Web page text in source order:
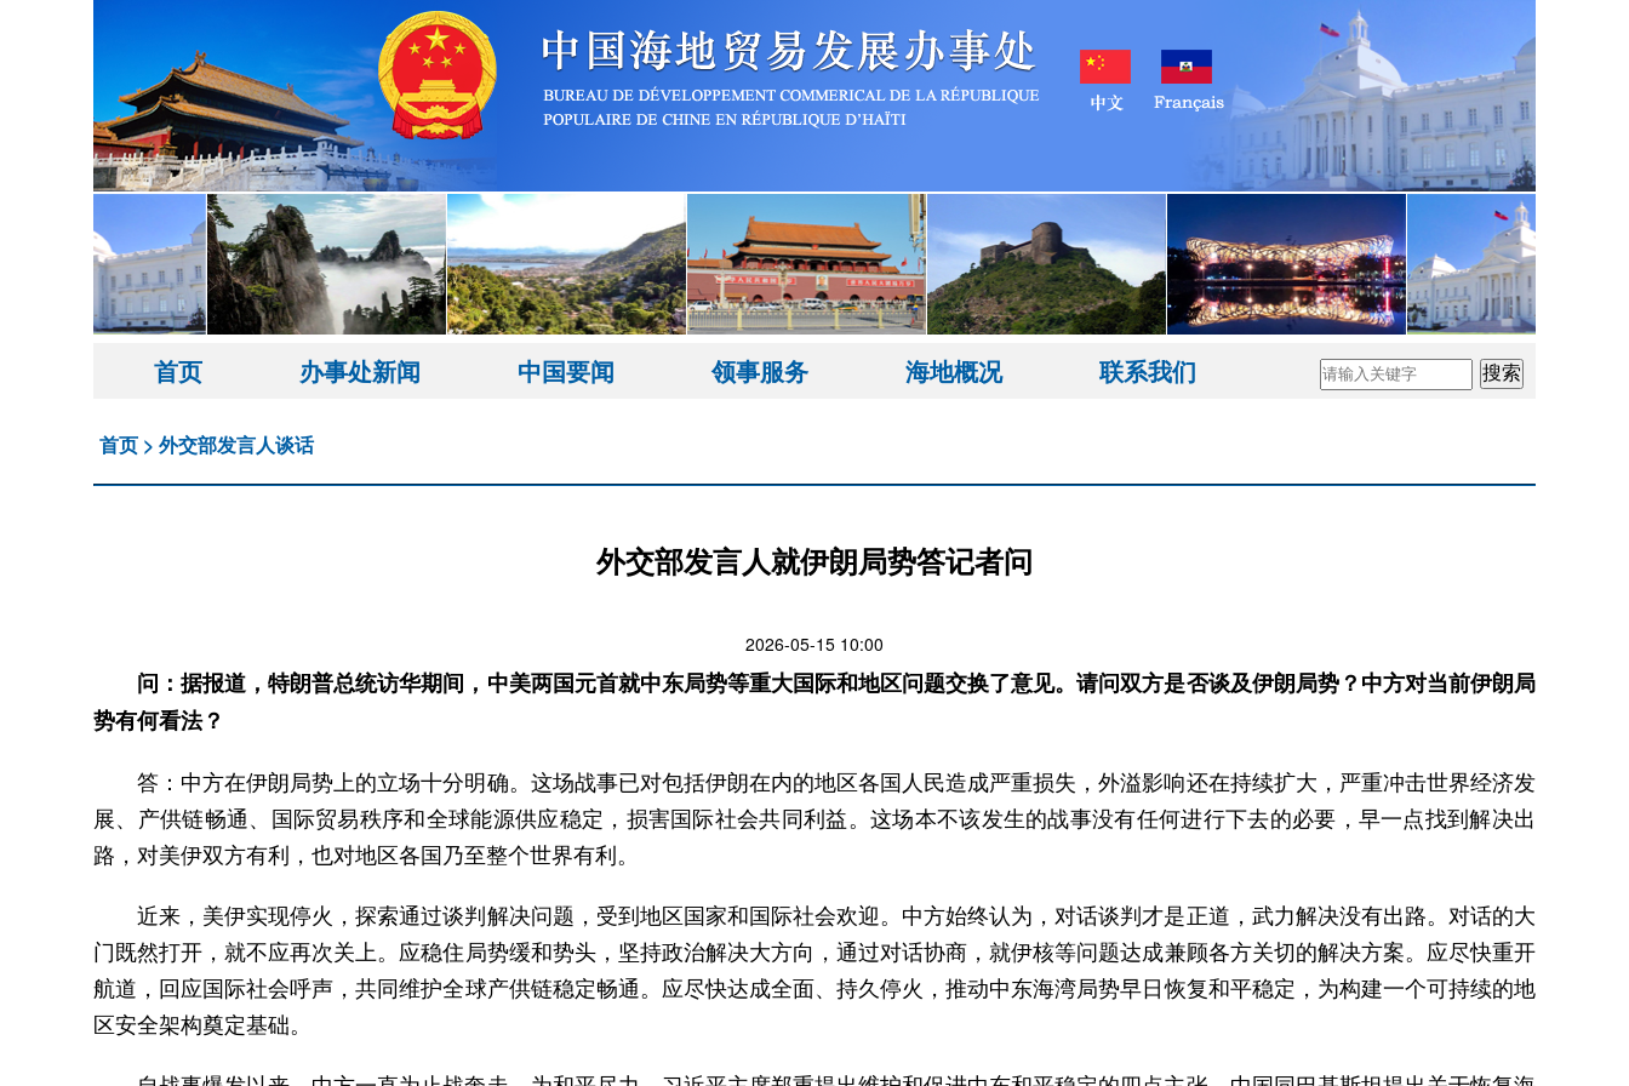
首页 办事处新闻 中国要闻 领事服务 海地概况 联系我们 搜索
首页 > 外交部发言人谈话
外交部发言人就伊朗局势答记者问
2026-05-15 10:00
问：据报道，特朗普总统访华期间，中美两国元首就中东局势等重大国际和地区问题交换了意见。请问双方是否谈及伊朗局势？中方对当前伊朗局
势有何看法？
答：中方在伊朗局势上的立场十分明确。这场战事已对包括伊朗在内的地区各国人民造成严重损失，外溢影响还在持续扩大，严重冲击世界经济发
展、产供链畅通、国际贸易秩序和全球能源供应稳定，损害国际社会共同利益。这场本不该发生的战事没有任何进行下去的必要，早一点找到解决出
路，对美伊双方有利，也对地区各国乃至整个世界有利。
近来，美伊实现停火，探索通过谈判解决问题，受到地区国家和国际社会欢迎。中方始终认为，对话谈判才是正道，武力解决没有出路。对话的大
门既然打开，就不应再次关上。应稳住局势缓和势头，坚持政治解决大方向，通过对话协商，就伊核等问题达成兼顾各方关切的解决方案。应尽快重开
航道，回应国际社会呼声，共同维护全球产供链稳定畅通。应尽快达成全面、持久停火，推动中东海湾局势早日恢复和平稳定，为构建一个可持续的地
区安全架构奠定基础。